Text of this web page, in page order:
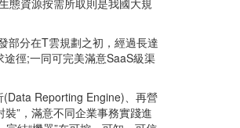
態資源按需所取則是我國大規
部分在T雲規劃之初，經過長達
徑;一同可完美滿意SaaS級渠
Reporting Engine)、再營
”，滿意不同企業事務實踐進